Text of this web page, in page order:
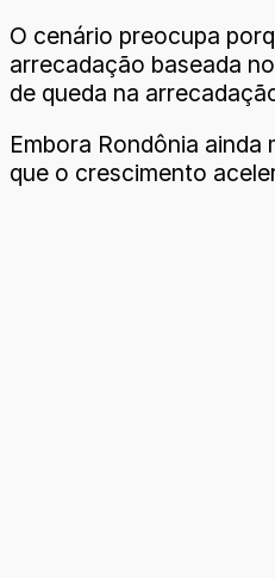
O cenário preocupa
arrecadação baseada
de queda na
Embora Rondônia
que o crescimento